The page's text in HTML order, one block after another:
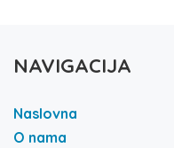
NAVIGACIJA
Naslovna
O nama